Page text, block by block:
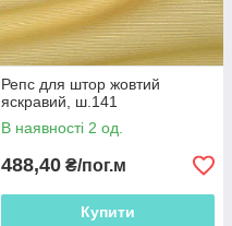
Репс для штор жовтий
яскравий, ш.141
В наявності 2 од.
488,40 ₴/пог.м
Купити